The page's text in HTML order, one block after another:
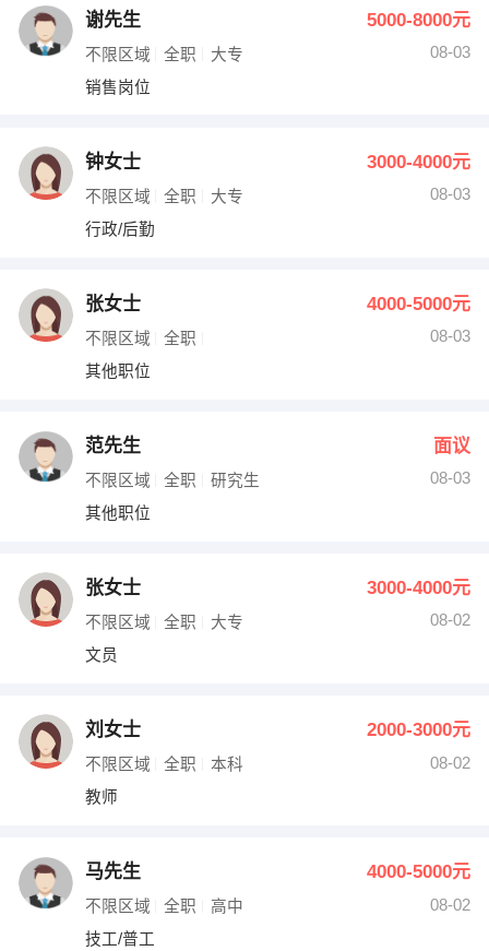
谢先生 5000-8000元
不限区域 全职 大专
08-03
销售岗位
钟女士 3000-4000元
不限区域 全职 大专
08-03
行政/后勤
张女士 4000-5000元
不限区域 全职
08-03
其他职位
范先生 面议
不限区域 全职 研究生
08-03
其他职位
张女士 3000-4000元
不限区域 全职 大专
08-02
文员
刘女士 2000-3000元
不限区域 全职 本科
08-02
教师
马先生 4000-5000元
不限区域 全职 高中
08-02
技工/普工